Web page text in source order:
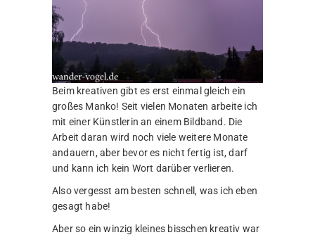
Beim kreativen gibt es erst einmal gleich ein
großes Manko! Seit vielen Monaten arbeite ich
mit einer Künstlerin an einem Bildband. Die
Arbeit daran wird noch viele weitere Monate
andauern, aber bevor es nicht fertig ist, darf
und kann ich kein Wort darüber verlieren.
Also vergesst am besten schnell, was ich eben
gesagt habe!
Aber so ein winzig kleines bisschen kreativ war